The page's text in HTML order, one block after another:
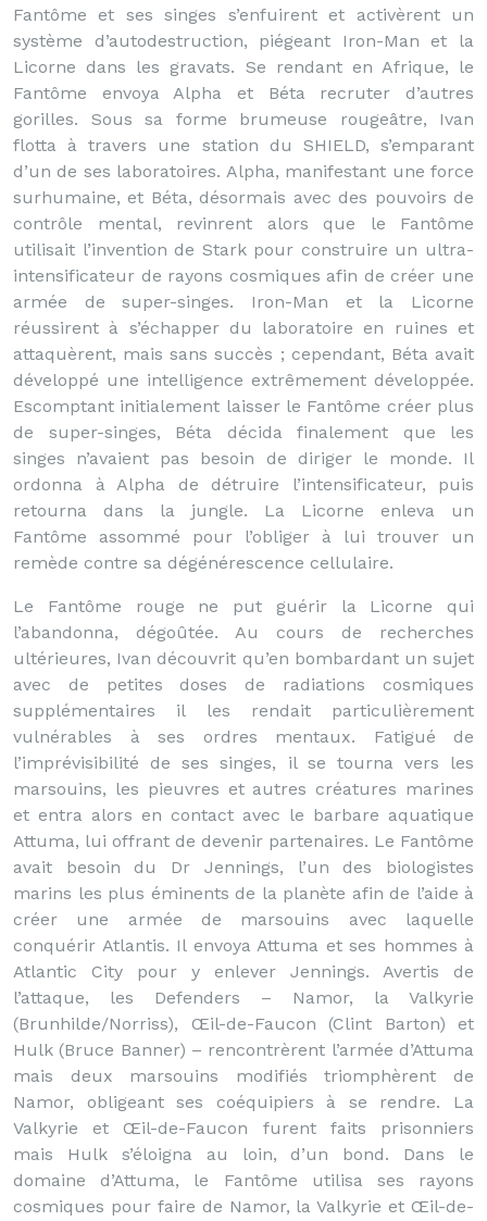
Fantôme et ses singes s’enfuirent et activèrent un
système d’autodestruction, piégeant Iron-Man et la
Licorne dans les gravats. Se rendant en Afrique, le
Fantôme envoya Alpha et Béta recruter d’autres
gorilles. Sous sa forme brumeuse rougeâtre, Ivan
flotta à travers une station du SHIELD, s’emparant
d’un de ses laboratoires. Alpha, manifestant une force
surhumaine, et Béta, désormais avec des pouvoirs de
contrôle mental, revinrent alors que le Fantôme
utilisait l’invention de Stark pour construire un ultra-
intensificateur de rayons cosmiques afin de créer une
armée de super-singes. Iron-Man et la Licorne
réussirent à s’échapper du laboratoire en ruines et
attaquèrent, mais sans succès ; cependant, Béta avait
développé une intelligence extrêmement développée.
Escomptant initialement laisser le Fantôme créer plus
de super-singes, Béta décida finalement que les
singes n’avaient pas besoin de diriger le monde. Il
ordonna à Alpha de détruire l’intensificateur, puis
retourna dans la jungle. La Licorne enleva un
Fantôme assommé pour l’obliger à lui trouver un
remède contre sa dégénérescence cellulaire.
Le Fantôme rouge ne put guérir la Licorne qui
l’abandonna, dégoûtée. Au cours de recherches
ultérieures, Ivan découvrit qu’en bombardant un sujet
avec de petites doses de radiations cosmiques
supplémentaires il les rendait particulièrement
vulnérables à ses ordres mentaux. Fatigué de
l’imprévisibilité de ses singes, il se tourna vers les
marsouins, les pieuvres et autres créatures marines
et entra alors en contact avec le barbare aquatique
Attuma, lui offrant de devenir partenaires. Le Fantôme
avait besoin du Dr Jennings, l’un des biologistes
marins les plus éminents de la planète afin de l’aide à
créer une armée de marsouins avec laquelle
conquérir Atlantis. Il envoya Attuma et ses hommes à
Atlantic City pour y enlever Jennings. Avertis de
l’attaque, les Defenders – Namor, la Valkyrie
(Brunhilde/Norriss), Œil-de-Faucon (Clint Barton) et
Hulk (Bruce Banner) – rencontrèrent l’armée d’Attuma
mais deux marsouins modifiés triomphèrent de
Namor, obligeant ses coéquipiers à se rendre. La
Valkyrie et Œil-de-Faucon furent faits prisonniers
mais Hulk s’éloigna au loin, d’un bond. Dans le
domaine d’Attuma, le Fantôme utilisa ses rayons
cosmiques pour faire de Namor, la Valkyrie et Œil-de-